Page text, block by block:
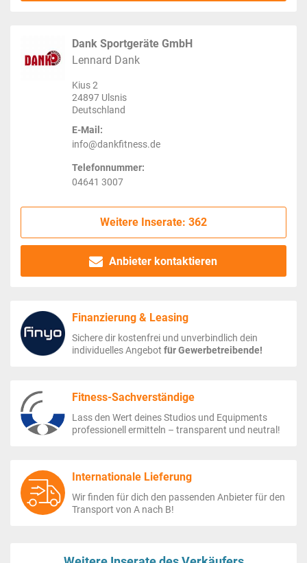
Dank Sportgeräte GmbH
Lennard Dank
Kius 2
24897 Ulsnis
Deutschland
E-Mail:
info@dankfitness.de
Telefonnummer:
04641 3007
Weitere Inserate: 362
Anbieter kontaktieren
Finanzierung & Leasing
Sichere dir kostenfrei und unverbindlich dein
individuelles Angebot für Gewerbetreibende!
Fitness-Sachverständige
Lass den Wert deines Studios und Equipments
professionell ermitteln – transparent und neutral!
Internationale Lieferung
Wir finden für dich den passenden Anbieter für den
Transport von A nach B!